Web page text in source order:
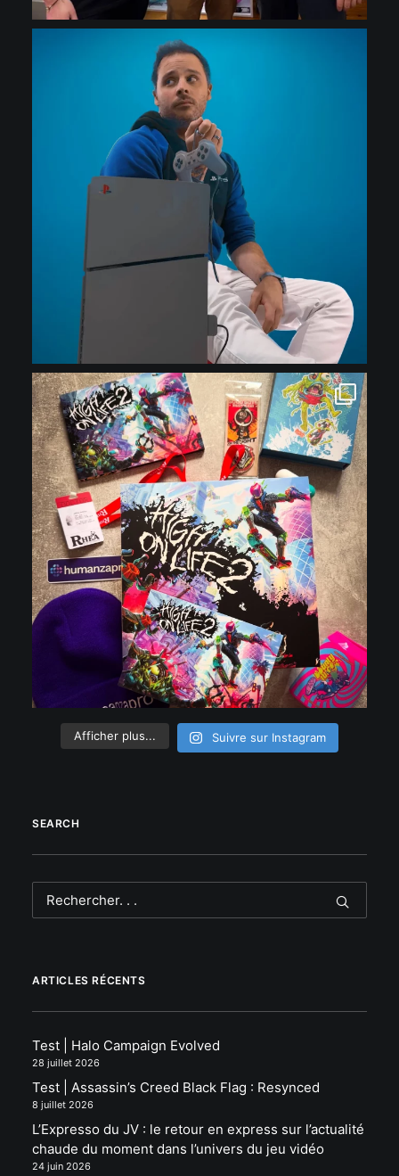
Afficher plus... Suivre sur Instagram
SEARCH
ARTICLES RÉCENTS
Test | Halo Campaign Evolved
28 juillet 2026
Test | Assassin’s Creed Black Flag : Resynced
8 juillet 2026
L’Expresso du JV : le retour en express sur l’actualité
chaude du moment dans l’univers du jeu vidéo
24 juin 2026